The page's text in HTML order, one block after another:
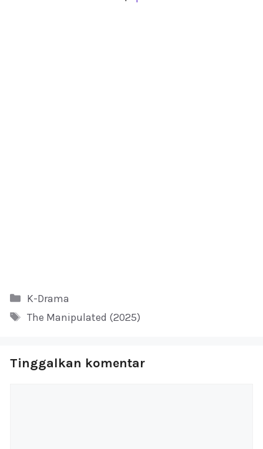
Kategori
K-Drama
Tag
The Manipulated (2025)
Tinggalkan komentar